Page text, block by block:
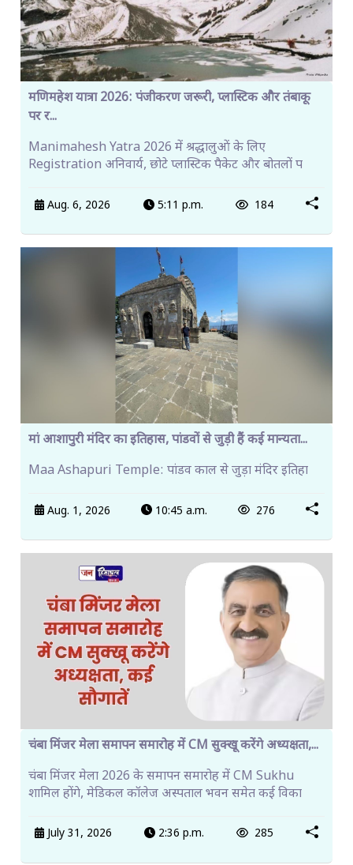
मणिमहेश यात्रा 2026: पंजीकरण जरूरी, प्लास्टिक और तंबाकू
पर र...
Manimahesh Yatra 2026 में श्रद्धालुओं के लिए
Registration अनिवार्य, छोटे प्लास्टिक पैकेट और बोतलों प
Aug. 6, 2026 5:11 p.m. 184
मां आशापुरी मंदिर का इतिहास, पांडवों से जुड़ी हैं कई मान्यता...
Maa Ashapuri Temple: पांडव काल से जुड़ा मंदिर इतिहा
Aug. 1, 2026 10:45 a.m. 276
चंबा मिंजर मेला समापन समारोह में CM सुक्खू करेंगे अध्यक्षता,...
चंबा मिंजर मेला 2026 के समापन समारोह में CM Sukhu
शामिल होंगे, मेडिकल कॉलेज अस्पताल भवन समेत कई विका
July 31, 2026 2:36 p.m. 285